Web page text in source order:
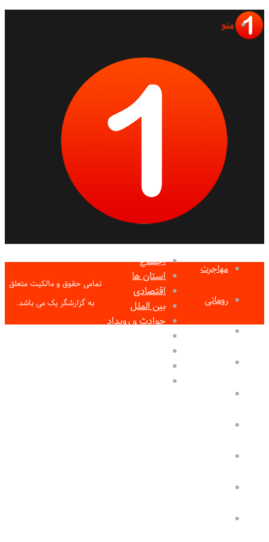
منو
مهاجرت
رومانی
شینگن
گردشگری
وکیل
داروخانه
ارز دیجیتال
ساختمان
صنعت
اجتماع
استان ها
اقتصادی
بین الملل
حوادث و رویداد
سلامت و دانش
عمومی
فرهنگی
ورزشی
تمامی حقوق و مالکیت متعلق
به گزارشگر یک می باشد.